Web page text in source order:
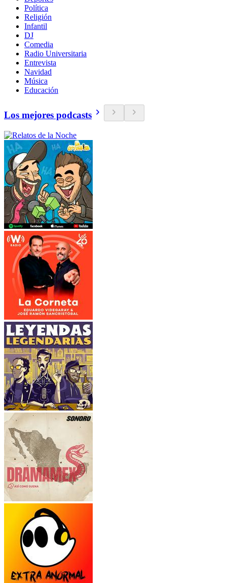
Política
Religión
Infantil
DJ
Comedia
Radio Universitaria
Entrevista
Navidad
Música
Educación
Los mejores podcasts